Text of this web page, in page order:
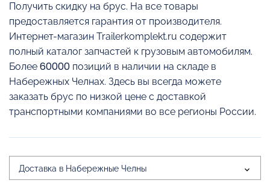
Получить скидку на брус. На все товары
предоставляется гарантия от производителя.
Интернет-магазин Trailerkomplekt.ru содержит
полный каталог запчастей к грузовым автомобилям.
Более 60000 позиций в наличии на складе в
Набережных Челнах. Здесь вы всегда можете
заказать брус по низкой цене с доставкой
транспортными компаниями во все регионы России.
Доставка в Набережные Челны